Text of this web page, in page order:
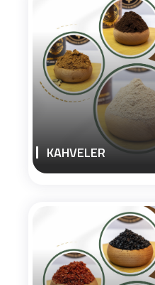
KAHVELER